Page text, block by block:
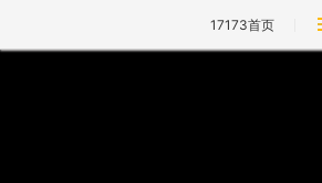
17173首页